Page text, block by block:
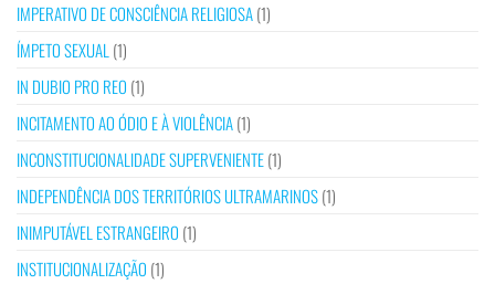
IMPERATIVO DE CONSCIÊNCIA RELIGIOSA(1)
ÍMPETO SEXUAL(1)
IN DUBIO PRO REO (1)
INCITAMENTO AO ÓDIO E À VIOLÊNCIA(1)
INCONSTITUCIONALIDADE SUPERVENIENTE(1)
INDEPENDÊNCIA DOS TERRITÓRIOS ULTRAMARINOS(1)
INIMPUTÁVEL ESTRANGEIRO (1)
INSTITUCIONALIZAÇÃO (1)